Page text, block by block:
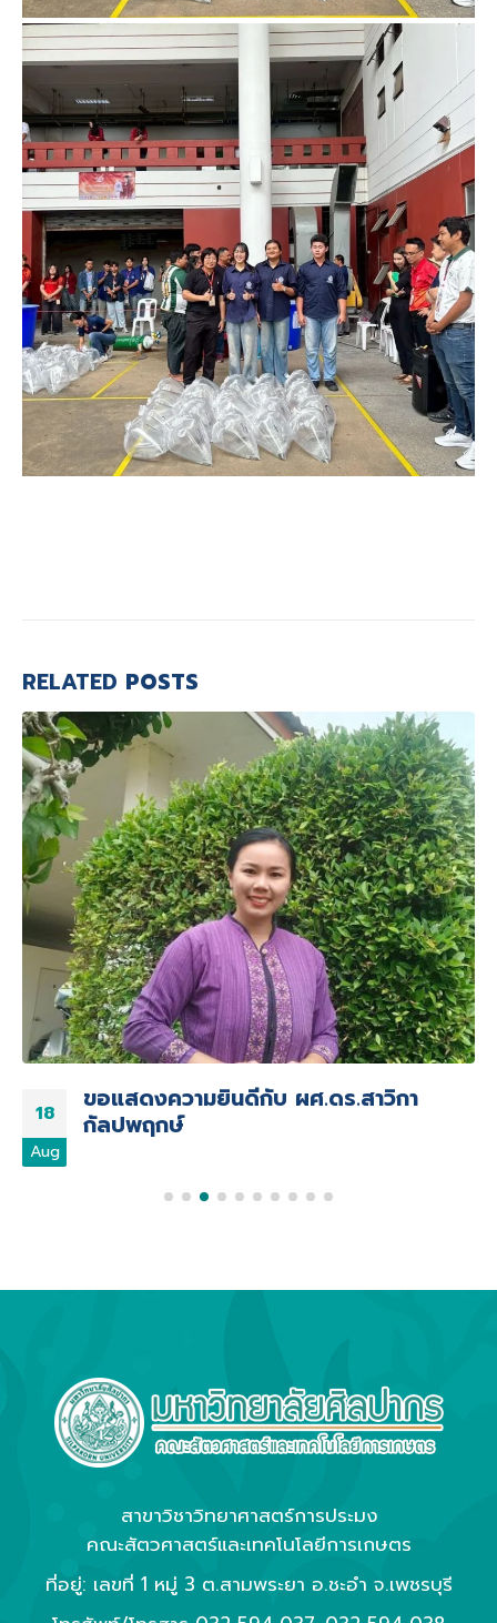
RELATED POSTS
18
Aug
ขอแสดงความยินดีกับ ผศ.ดร.สาวิกา
กัลปพฤกษ์
สาขาวิชาวิทยาศาสตร์การประมง
คณะสัตวศาสตร์และเทคโนโลยีการเกษตร
ที่อยู่: เลขที่ 1 หมู่ 3 ต.สามพระยา อ.ชะอำ จ.เพชรบุรี